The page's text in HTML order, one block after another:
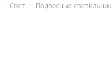
Свет Подвесные